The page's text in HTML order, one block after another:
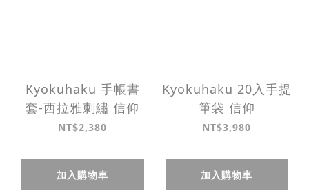
Kyokuhaku 手帳書
套-西拉雅刺繡 信仰
NT$2,380
加入購物車
Kyokuhaku 20入手提
筆袋 信仰
NT$3,980
加入購物車